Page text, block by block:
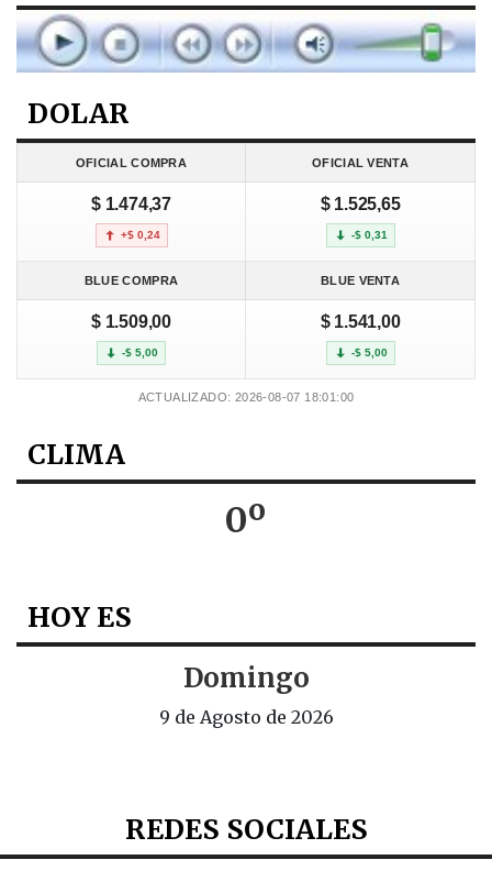
DOLAR
OFICIAL COMPRA OFICIAL VENTA
$ 1.474,37
+$ 0,24
$ 1.525,65
-$ 0,31
BLUE COMPRA BLUE VENTA
$ 1.509,00
-$ 5,00
$ 1.541,00
-$ 5,00
ACTUALIZADO: 2026-08-07 18:01:00
CLIMA
0º
HOY ES
Domingo
9 de Agosto de 2026
REDES SOCIALES